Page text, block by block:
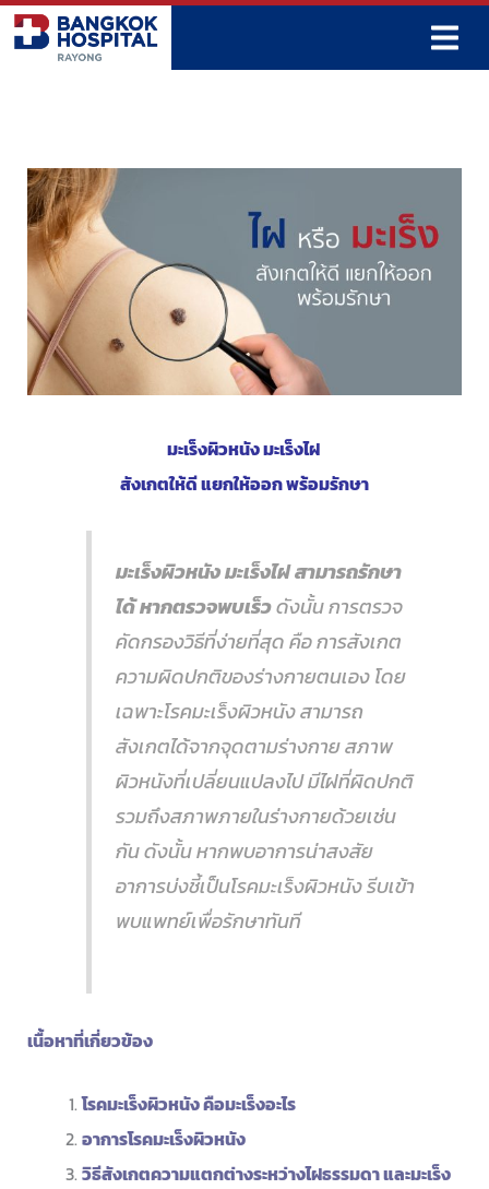
Skip
to
มะเร็งผิวหนัง มะเร็งไฝ
สังเกตให้ดี แยกให้ออก พร้อมรักษา
มะเร็งผิวหนัง มะเร็งไฝ สามารถรักษา
ได้ หากตรวจพบเร็วดังนั้น การตรวจ
คัดกรองวิธีที่ง่ายที่สุด คือ การสังเกต
ความผิดปกติของร่างกายตนเอง โดย
เฉพาะโรคมะเร็งผิวหนัง สามารถ
สังเกตได้จากจุดตามร่างกาย สภาพ
ผิวหนังที่เปลี่ยนแปลงไป มีไฝที่ผิดปกติ
รวมถึงสภาพภายในร่างกายด้วยเช่น
กัน ดังนั้น หากพบอาการน่าสงสัย
อาการบ่งชี้เป็นโรคมะเร็งผิวหนัง รีบเข้า
พบแพทย์เพื่อรักษาทันที
เนื้อหาที่เกี่ยวข้อง
โรคมะเร็งผิวหนัง คือมะเร็งอะไร
อาการโรคมะเร็งผิวหนัง
วิธีสังเกตความแตกต่างระหว่างไฝธรรมดา และมะเร็ง